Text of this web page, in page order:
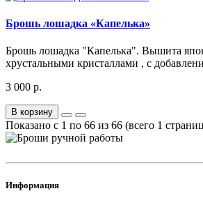
Брошь лошадка «Капелька»
Брошь лошадка "Капелька". Вышита
хрустальными кристаллами , с
3 000 р.
В корзину
Показано с 1 по 66 из 66 (всего 1
Информация